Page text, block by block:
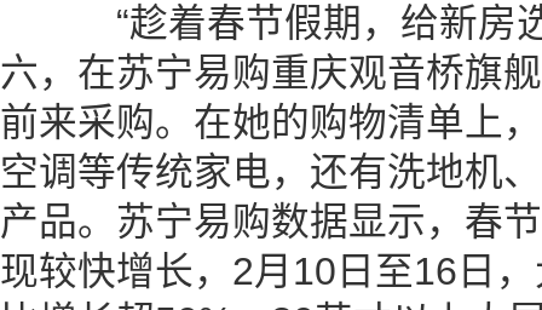
“趁着春节假期，给新房
六，在苏宁易购重庆观音桥旗
前来采购。在她的购物清单上
空调等传统家电，还有洗地机
产品。苏宁易购数据显示，春
现较快增长，2月10日至16日